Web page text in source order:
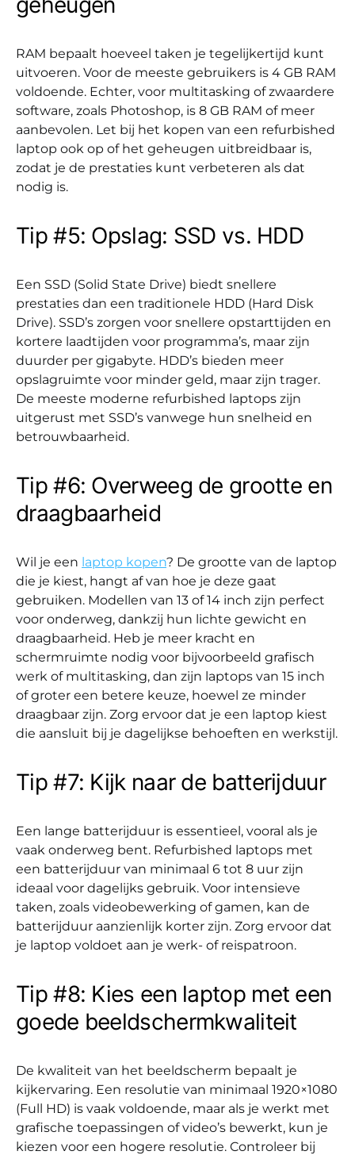
RAM bepaalt hoeveel taken je tegelijkertijd kunt
uitvoeren. Voor de meeste gebruikers is 4 GB RAM
voldoende. Echter, voor multitasking of zwaardere
software, zoals Photoshop, is 8 GB RAM of meer
aanbevolen. Let bij het kopen van een refurbished
laptop ook op of het geheugen uitbreidbaar is,
zodat je de prestaties kunt verbeteren als dat
nodig is.
Tip #5: Opslag: SSD vs. HDD
Een SSD (Solid State Drive) biedt snellere
prestaties dan een traditionele HDD (Hard Disk
Drive). SSD’s zorgen voor snellere opstarttijden en
kortere laadtijden voor programma’s, maar zijn
duurder per gigabyte. HDD’s bieden meer
opslagruimte voor minder geld, maar zijn trager.
De meeste moderne refurbished laptops zijn
uitgerust met SSD’s vanwege hun snelheid en
betrouwbaarheid.
Tip #6: Overweeg de grootte en
draagbaarheid
Wil je een laptop kopen? De grootte van de laptop
die je kiest, hangt af van hoe je deze gaat
gebruiken. Modellen van 13 of 14 inch zijn perfect
voor onderweg, dankzij hun lichte gewicht en
draagbaarheid. Heb je meer kracht en
schermruimte nodig voor bijvoorbeeld grafisch
werk of multitasking, dan zijn laptops van 15 inch
of groter een betere keuze, hoewel ze minder
draagbaar zijn. Zorg ervoor dat je een laptop kiest
die aansluit bij je dagelijkse behoeften en werkstijl.
Tip #7: Kijk naar de batterijduur
Een lange batterijduur is essentieel, vooral als je
vaak onderweg bent. Refurbished laptops met
een batterijduur van minimaal 6 tot 8 uur zijn
ideaal voor dagelijks gebruik. Voor intensieve
taken, zoals videobewerking of gamen, kan de
batterijduur aanzienlijk korter zijn. Zorg ervoor dat
je laptop voldoet aan je werk- of reispatroon.
Tip #8: Kies een laptop met een
goede beeldschermkwaliteit
De kwaliteit van het beeldscherm bepaalt je
kijkervaring. Een resolutie van minimaal 1920×1080
(Full HD) is vaak voldoende, maar als je werkt met
grafische toepassingen of video’s bewerkt, kun je
kiezen voor een hogere resolutie. Controleer bij